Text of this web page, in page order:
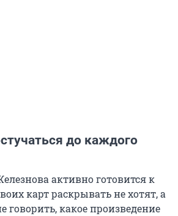
до каждого
активно готовится к
карт раскрывать не хотят, а
говорить, какое произведение